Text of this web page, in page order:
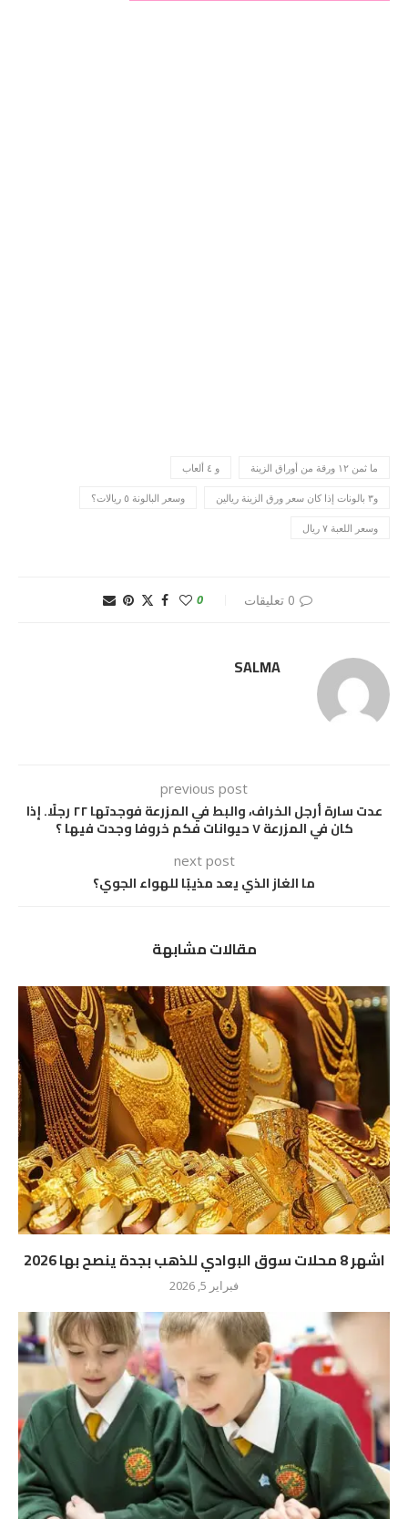
ما ثمن ١٢ ورقة من أوراق الزينة و ٤ ألعاب
و٣ بالونات إذا كان سعر ورق الزينة ريالين وسعر البالونة ٥ ريالات؟
وسعر اللعبة ٧ ريال
0 تعليقات 0
SALMA
previous post
عدت سارة أرجل الخراف، والبط في المزرعة فوجدتها ٢٢ رجلًا. إذا
كان في المزرعة ٧ حيوانات فكم خروفا وجدت فيها ؟
next post
ما الغاز الذي يعد مذيبًا للهواء الجوي؟
مقالات مشابهة
اشهر 8 محلات سوق البوادي للذهب بجدة ينصح بها 2026
فبراير 5, 2026